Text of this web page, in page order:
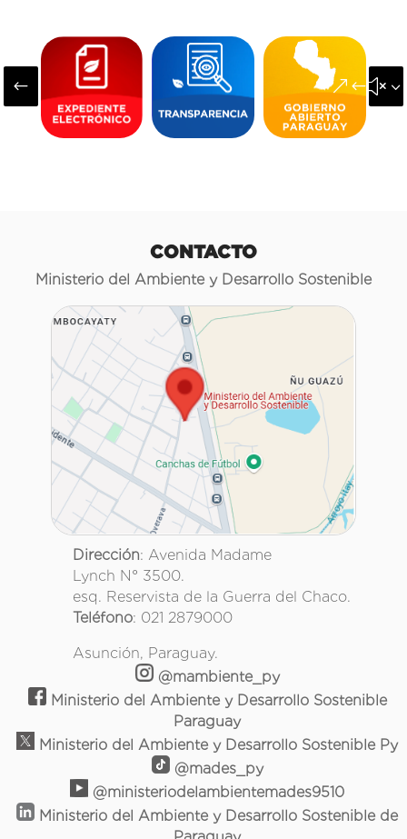
#
CONTACTO
Ministerio del Ambiente y Desarrollo Sostenible
Dirección: Avenida Madame
Lynch N° 3500.
esq. Reservista de la Guerra del Chaco.
Teléfono: 021 2879000
Asunción, Paraguay.
@mambiente_py
Ministerio del Ambiente y Desarrollo Sostenible
Paraguay
Ministerio del Ambiente y Desarrollo Sostenible Py
@mades_py
@ministeriodelambientemades9510
Ministerio del Ambiente y Desarrollo Sostenible de